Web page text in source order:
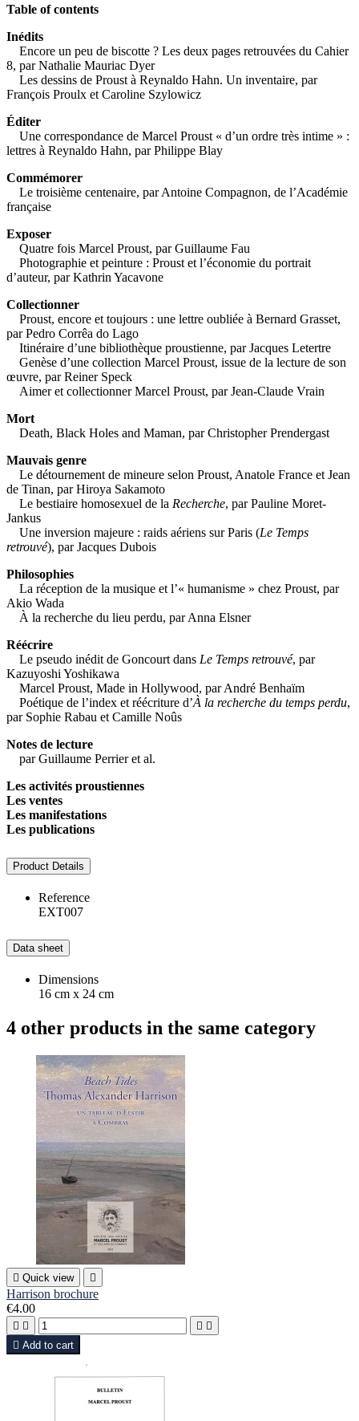
Table of contents
Inédits
Encore un peu de biscotte ? Les deux pages retrouvées du Cahier
8, par Nathalie Mauriac Dyer
Les dessins de Proust à Reynaldo Hahn. Un inventaire, par
François Proulx et Caroline Szylowicz
Éditer
Une correspondance de Marcel Proust « d’un ordre très intime » :
lettres à Reynaldo Hahn, par Philippe Blay
Commémorer
Le troisième centenaire, par Antoine Compagnon, de l’Académie
française
Exposer
Quatre fois Marcel Proust, par Guillaume Fau
Photographie et peinture : Proust et l’économie du portrait
d’auteur, par Kathrin Yacavone
Collectionner
Proust, encore et toujours : une lettre oubliée à Bernard Grasset,
par Pedro Corrêa do Lago
Itinéraire d’une bibliothèque proustienne, par Jacques Letertre
Genèse d’une collection Marcel Proust, issue de la lecture de son
œuvre, par Reiner Speck
Aimer et collectionner Marcel Proust, par Jean-Claude Vrain
Mort
Death, Black Holes and Maman, par Christopher Prendergast
Mauvais genre
Le détournement de mineure selon Proust, Anatole France et Jean
de Tinan, par Hiroya Sakamoto
Le bestiaire homosexuel de la Recherche, par Pauline Moret-
Jankus
Une inversion majeure : raids aériens sur Paris (Le Temps
retrouvé), par Jacques Dubois
Philosophies
La réception de la musique et l’« humanisme » chez Proust, par
Akio Wada
À la recherche du lieu perdu, par Anna Elsner
Réécrire
Le pseudo inédit de Goncourt dans Le Temps retrouvé, par
Kazuyoshi Yoshikawa
Marcel Proust, Made in Hollywood, par André Benhaïm
Poétique de l’index et réécriture d’À la recherche du temps perdu,
par Sophie Rabau et Camille Noûs
Notes de lecture
par Guillaume Perrier et al.
Les activités proustiennes
Les ventes
Les manifestations
Les publications
Product Details
Reference
EXT007
Data sheet
Dimensions
16 cm x 24 cm
4 other products in the same category
 Quick view 
Harrison brochure
€4.00
   
 Add to cart